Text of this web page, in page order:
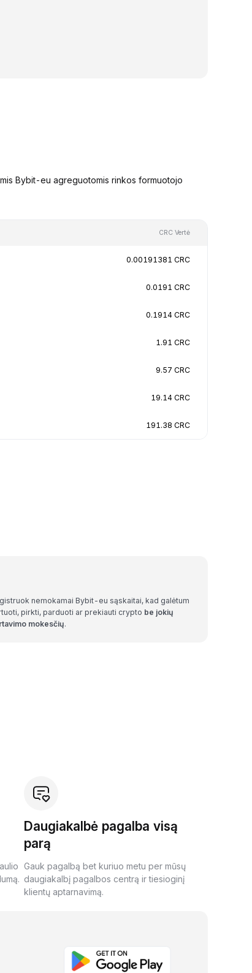
Bybit-eu agreguotomis rinkos formuotojo
CRC Vertė
0.00191381 CRC
0.0191 CRC
0.1914 CRC
1.91 CRC
9.57 CRC
19.14 CRC
191.38 CRC
nemokamai Bybit-eu sąskaitai, kad galėtum
pirkti, parduoti ar prekiauti crypto be jokių
mokesčių.
Daugiakalbė pagalba visą
parą
Gauk pagalbą bet kuriuo metu per mūsų
daugiakalbį pagalbos centrą ir tiesioginį
klientų aptarnavimą.